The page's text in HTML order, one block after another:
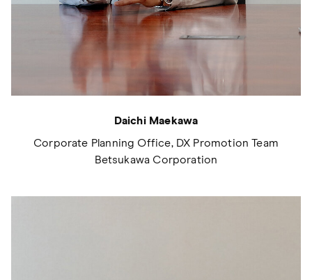
Daichi Maekawa
Corporate Planning Office, DX Promotion Team
Betsukawa Corporation